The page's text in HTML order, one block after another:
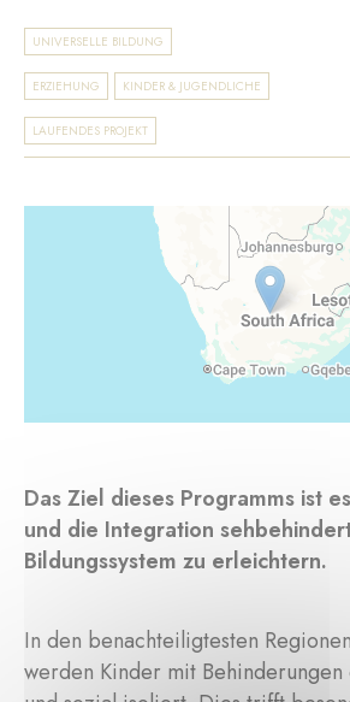
UNIVERSELLE BILDUNG
ERZIEHUNG KINDER & JUGENDLICHE
LAUFENDES PROJEKT
Das Ziel dieses Programms ist
und die Integration
Bildungssystem zu erleichtern.
In den benachteiligtesten
werden Kinder mit